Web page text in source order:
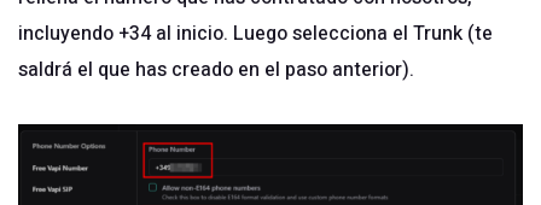
incluyendo +34 al inicio. Luego selecciona el Trunk (te
saldrá el que has creado en el paso anterior).